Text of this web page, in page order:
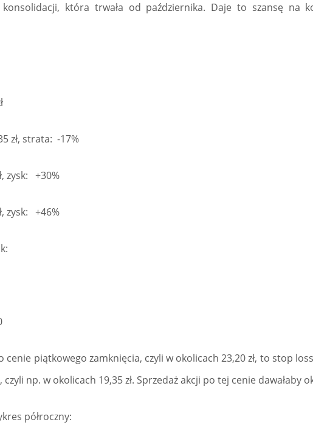
która trwała od października. Daje to szansę na
strata: -17%
zysk: +30%
zysk: +46%
cenie piątkowego zamknięcia, czyli w okolicach 23,20 zł, to stop
np. w okolicach 19,35 zł. Sprzedaż akcji po tej cenie dawałaby
półroczny: